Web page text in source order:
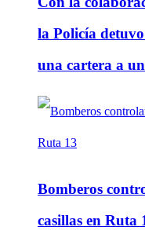
la Policía
una cartera a
Bomberos
casillas en Ruta